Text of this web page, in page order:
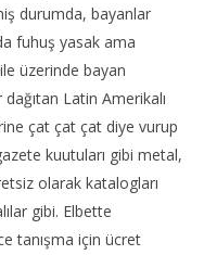
durumda, bayanlar
fuhuş yasak ama
üzerinde bayan
Latin Amerikalı
çat çat çat diye vurup
kuutuları gibi metal,
olarak katalogları
gibi. Elbette
tanışma için ücret